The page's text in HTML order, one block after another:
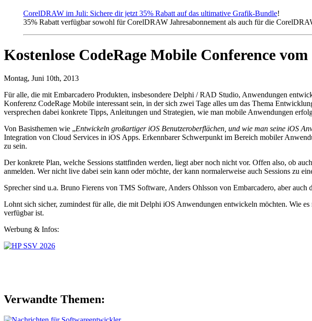
CorelDRAW im Juli: Sichere dir jetzt 35% Rabatt auf das ultimative Grafik-Bundle!
35% Rabatt verfügbar sowohl für CorelDRAW Jahresabonnement als auch für die
Kostenlose CodeRage Mobile Conference
Montag, Juni 10th, 2013
Für alle, die mit Embarcadero Produkten, insbesondere Delphi / RAD Studio, Anwendungen
Konferenz CodeRage Mobile interessant sein, in der sich zwei Tage alles um das Thema
versprechen dabei konkrete Tipps, Anleitungen und Strategien, wie man mobile Anwendungen
Von Basisthemen wie „Entwickeln großartiger iOS Benutzeroberflächen, und wie man seine iOS
Integration von Cloud Services in iOS Apps. Erkennbarer Schwerpunkt im Bereich mobiler
zu sein.
Der konkrete Plan, welche Sessions stattfinden werden, liegt aber noch nicht vor. Offen also, ob
anmelden. Wer nicht live dabei sein kann oder möchte, der kann normalerweise auch Sessions zu
Sprecher sind u.a. Bruno Fierens von TMS Software, Anders Ohlsson von Embarcadero, aber
Lohnt sich sicher, zumindest für alle, die mit Delphi iOS Anwendungen entwickeln möchten. Wie
verfügbar ist.
Werbung & Infos:
Verwandte Themen: